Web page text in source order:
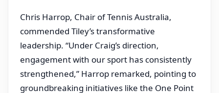
Chris Harrop, Chair of Tennis Australia,
commended Tiley’s transformative
leadership. “Under Craig’s direction,
engagement with our sport has consistently
strengthened,” Harrop remarked, pointing to
groundbreaking initiatives like the One Point